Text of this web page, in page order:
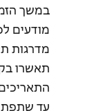
במשך
מודעים
מדרגות
תאשרו
עד